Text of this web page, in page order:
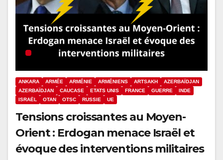
ANKARA ARMÉE ARMÉNIE ARMÉNIENS ARTSAKH
AZERBAÏDJAN
AZERBAÏDJAN
CAUCASE ETATS UNIS FRANCE GUERRE
INDE
ISRAËL
OTAN OTSC RUSSIE UE
Tensions croissantes au Moyen-
Orient : Erdogan menace Israël et
évoque des interventions militaires